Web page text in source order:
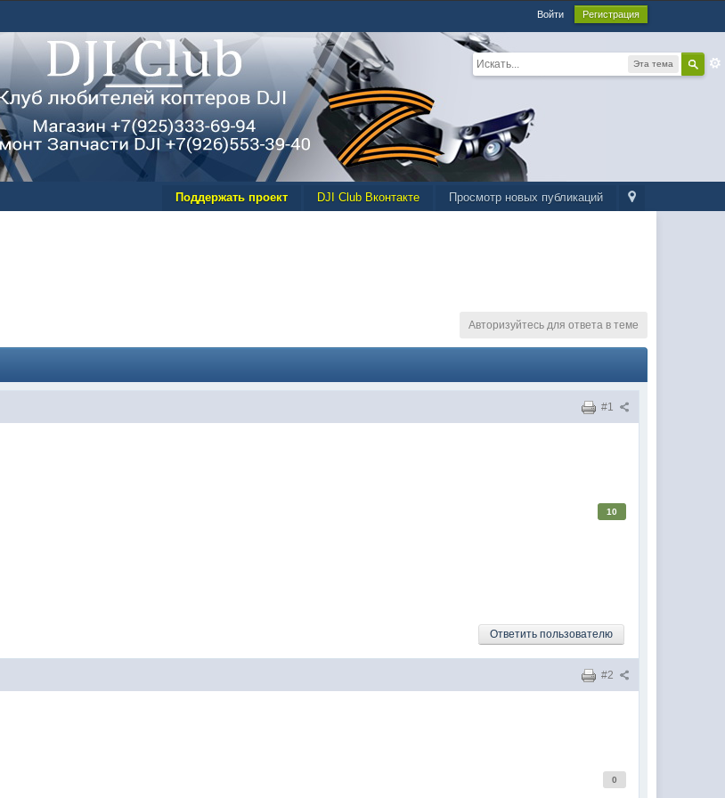
Войти Регистрация
Эта тема
Просмотр новых публикаций
DJI Club Вконтакте
Поддержать проект
Авторизуйтесь для ответа в теме
#1
10
Ответить пользователю
#2
0